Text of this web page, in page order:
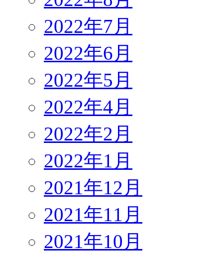
2022年7月
2022年6月
2022年5月
2022年4月
2022年2月
2022年1月
2021年12月
2021年11月
2021年10月